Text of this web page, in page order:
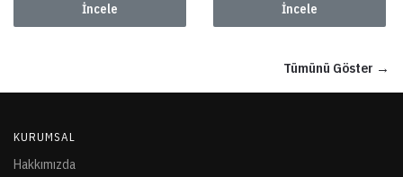
İncele İncele
Tümünü Göster →
KURUMSAL
Hakkımızda